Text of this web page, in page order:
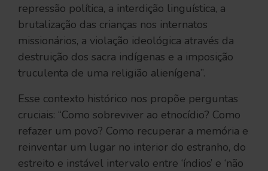
repressão política, a interdição linguística, a
brutalização das crianças nos internatos
missionários, a violação ideológica através da
destruição dos sacra indígenas e a imposição
truculenta de uma religião alienígena”.
Esse contexto histórico nos propõe perguntas
cruciais: “Como sobreviver ao etnocídio? Como
refazer um povo? Como recuperar a memória e
reinventar um lugar no interior do estranho, do
estreito e instável intervalo entre ‘índios’ e ‘não